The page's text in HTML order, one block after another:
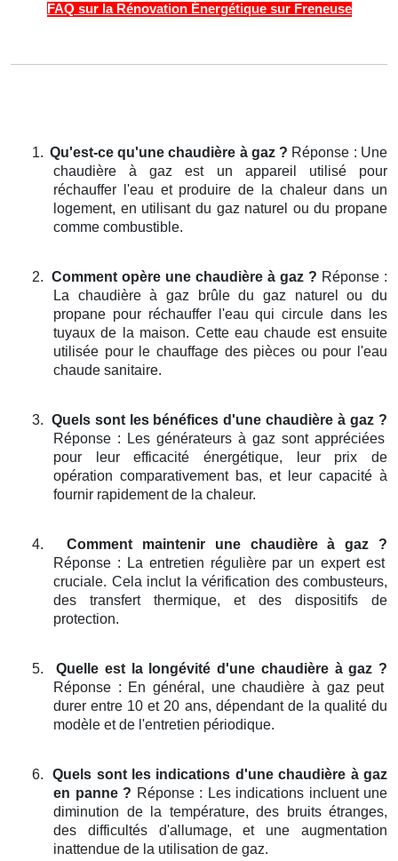
FAQ sur la Rénovation Énergétique sur Freneuse
1. Qu'est-ce qu'une chaudière à gaz ? Réponse : Une
chaudière à gaz est un appareil utilisé pour
réchauffer l'eau et produire de la chaleur dans un
logement, en utilisant du gaz naturel ou du propane
comme combustible.
2. Comment opère une chaudière à gaz ? Réponse :
La chaudière à gaz brûle du gaz naturel ou du
propane pour réchauffer l'eau qui circule dans les
tuyaux de la maison. Cette eau chaude est ensuite
utilisée pour le chauffage des pièces ou pour l'eau
chaude sanitaire.
3. Quels sont les bénéfices d'une chaudière à gaz ?
Réponse : Les générateurs à gaz sont appréciées
pour leur efficacité énergétique, leur prix de
opération comparativement bas, et leur capacité à
fournir rapidement de la chaleur.
4.
Comment maintenir une chaudière à gaz ?
Réponse : La entretien régulière par un expert est
cruciale. Cela inclut la vérification des combusteurs,
des transfert thermique, et des dispositifs de
protection.
5.
Quelle est la longévité d'une chaudière à gaz ?
Réponse : En général, une chaudière à gaz peut
durer entre 10 et 20 ans, dépendant de la qualité du
modèle et de l'entretien périodique.
6.
Quels sont les indications d'une chaudière à gaz
en panne ? Réponse : Les indications incluent une
diminution de la température, des bruits étranges,
des difficultés d'allumage, et une augmentation
inattendue de la utilisation de gaz.